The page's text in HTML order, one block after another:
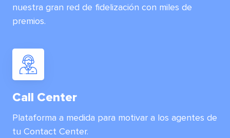
nuestra gran red de fidelización con miles de
premios.
Call Center
Plataforma a medida para motivar a los agentes de
tu Contact Center.